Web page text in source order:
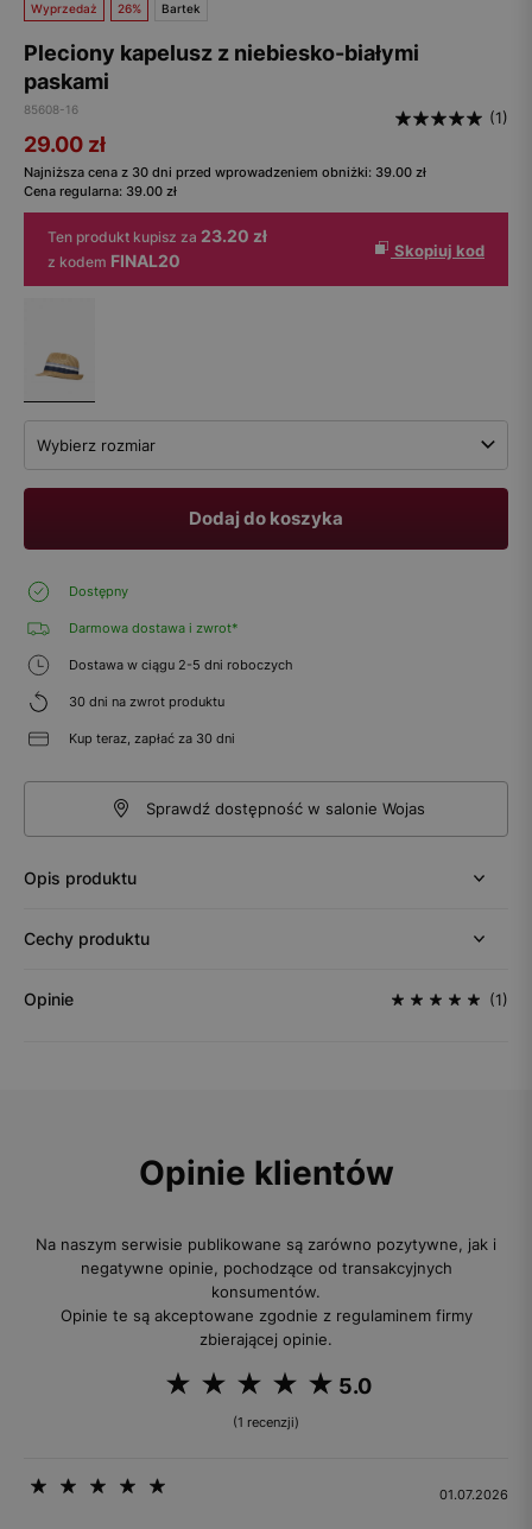
Wyprzedaż 26% Bartek
Pleciony kapelusz z niebiesko-białymi
paskami
85608-16 (1)
29.00 zł
Najniższa cena z 30 dni przed wprowadzeniem obniżki: 39.00 zł
Cena regularna: 39.00 zł
Ten produkt kupisz za 23.20 zł
z kodem FINAL20 Skopiuj kod
Wybierz rozmiar
Dodaj do koszyka
Dostępny
Darmowa dostawa i zwrot*
Dostawa w ciągu 2-5 dni roboczych
30 dni na zwrot produktu
Kup teraz, zapłać za 30 dni
Sprawdź dostępność w salonie Wojas
Opis produktu
Cechy produktu
Opinie (1)
Opinie klientów
Na naszym serwisie publikowane są zarówno pozytywne, jak i
negatywne opinie, pochodzące od transakcyjnych
konsumentów.
Opinie te są akceptowane zgodnie z regulaminem firmy
zbierającej opinie.
5.0
(1 recenzji)
01.07.2026